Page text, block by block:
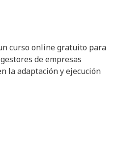
curso online gratuito para
de empresas
la adaptación y ejecución